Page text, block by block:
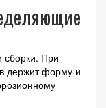
сборки. При
держит форму и